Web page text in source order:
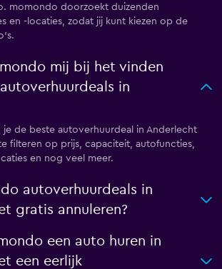
momondo doorzoekt duizenden
en -locaties, zodat jij kunt kiezen op de
mij bij het vinden
in
de beste autoverhuurdeal in Anderlecht
filteren op prijs, capaciteit, autofuncties,
en nog veel meer.
autoverhuurdeals in
gratis annuleren?
een auto huren in
een eerlijk